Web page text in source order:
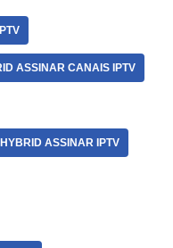
ASSINAR CANAIS IPTV
ASSINAR IPTV